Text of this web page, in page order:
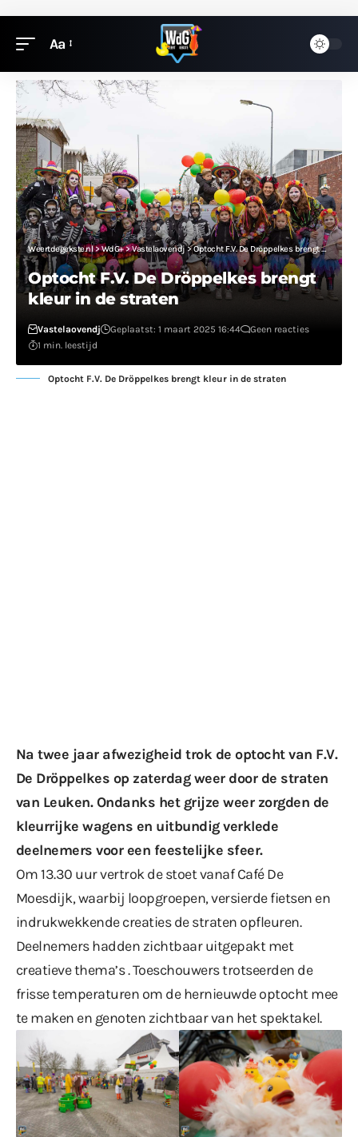
Aa
Weertdegekste.nl>WdG+>Vastelaovendj>Optocht F.V. De Dröppelkes brengt kleur in de straten
Optocht F.V. De Dröppelkes brengt
kleur in de straten
Vastelaovendj Geplaatst: 1 maart 2025 16:44
Geen reacties
1 min. leestijd
Optocht F.V. De Dröppelkes brengt kleur in de straten
Na twee jaar afwezigheid trok de optocht van F.V.
De Dröppelkes op zaterdag weer door de straten
van Leuken. Ondanks het grijze weer zorgden de
kleurrijke wagens en uitbundig verklede
deelnemers voor een feestelijke sfeer.
Om 13.30 uur vertrok de stoet vanaf Café De
Moesdijk, waarbij loopgroepen, versierde fietsen en
indrukwekkende creaties de straten opfleuren.
Deelnemers hadden zichtbaar uitgepakt met
creatieve thema’s . Toeschouwers trotseerden de
frisse temperaturen om de hernieuwde optocht mee
te maken en genoten zichtbaar van het spektakel.